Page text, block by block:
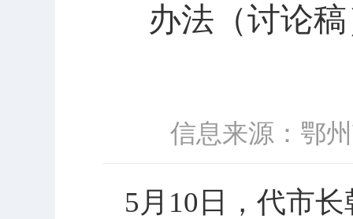
办法（讨论
信息来源：鄂
5 月 10 日
，代市